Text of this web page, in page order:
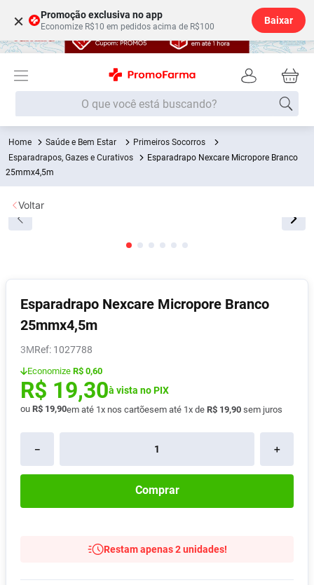
× Promoção exclusiva no app
Economize R$10 em pedidos acima de R$100
Baixar
O que você está buscando?
Saúde e Bem Estar
Primeiros Socorros
Esparadrapos, Gazes e Curativos
Esparadrapo Nexcare Micropore Branco
25mmx4,5m
Esparadrapo Nexcare Micropore Branco
25mmx4,5m
3M : 1027788
Economize R$ 0,60
R$ 19,30à vista no PIX
ou R$ 19,90em até 1x nos cartõesem até 1x de R$ 19,90 sem juros
＋
－
Comprar
Restam apenas 2 unidades!
Voltar
Termos mais buscados
1º
7º Shampoo
8º Pampers Confort Sec
9º Vitamina D
10º Soro Fisiológico